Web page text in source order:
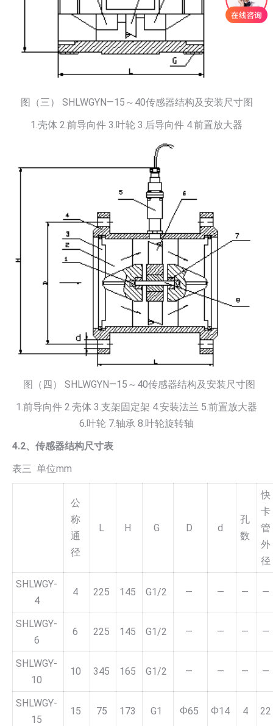
图（三） SHLWGYN—15～40传感器结构及安装尺寸图
1.壳体 2.前导向件 3.叶轮 3.后导向件 4.前置放大器
图（四） SHLWGYN—15～40传感器结构及安装尺寸图
1.前导向件 2.壳体 3.支架固定架 4.安装法兰 5.前置放大器
6.叶轮 7.轴承 8.叶轮旋转轴
4.2、传感器结构尺寸表
表三 单位mm
公
称
通
径
L H G D d
孔
数
快
卡
管
外
径
SHLWGY-
4
4 225 145 G1/2 — — — —
SHLWGY-
6
6 225 145 G1/2 — — — —
SHLWGY-
10
10 345 165 G1/2 — — — —
SHLWGY-
15
15 75 173 G1 Ф65 Ф14 4 22